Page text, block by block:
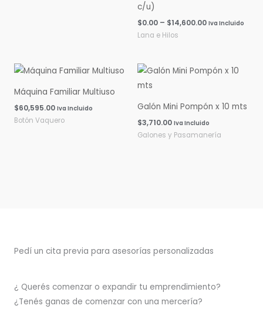
c/u)
$0.00 – $14,600.00 Iva Incluido
Lana e Hilos
Máquina Familiar Multiuso
$60,595.00 Iva Incluido
Botón Vaquero
Galón Mini Pompón x 10 mts
$3,710.00 Iva Incluido
Galones y Pasamanería
Pedí un cita previa para asesorías personalizadas
¿ Querés comenzar o expandir tu emprendimiento?
¿Tenés ganas de comenzar con una mercería?